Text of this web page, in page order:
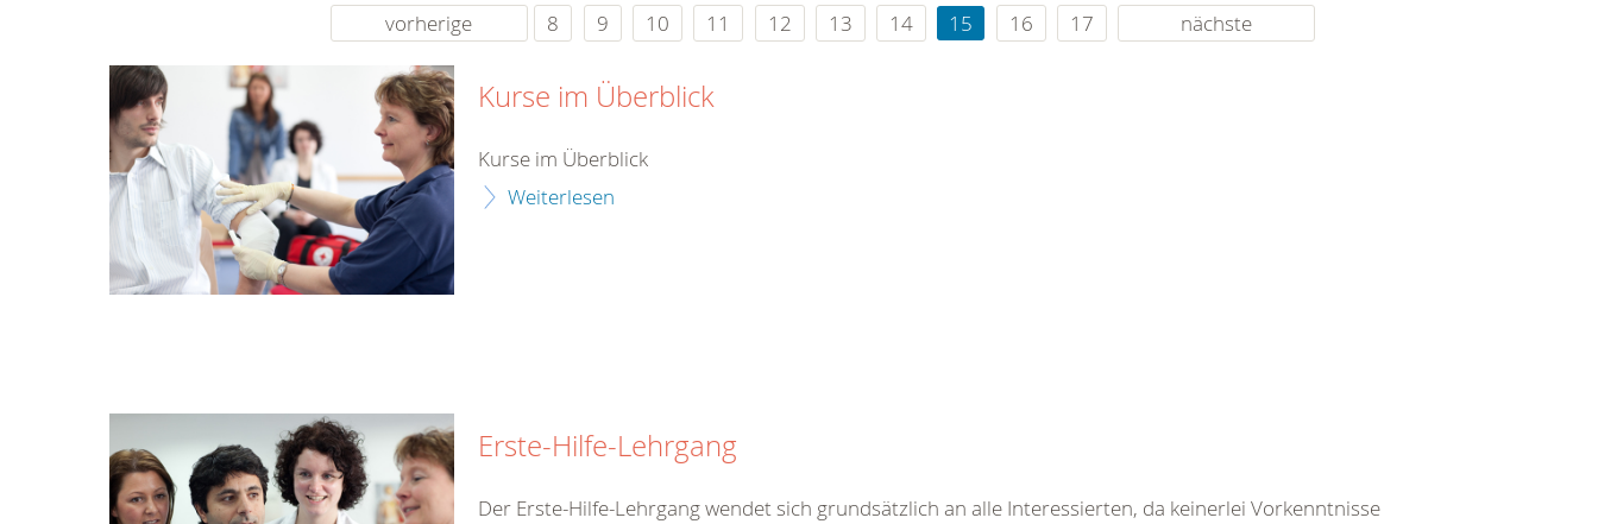
vorherige
8 9 10 11 12 13 14 15 16 17 nächste
Kurse im Überblick
Kurse im Überblick
Weiterlesen
Erste-Hilfe-Lehrgang
Der Erste-Hilfe-Lehrgang wendet sich grundsätzlich an alle Interessierten, da keinerlei Vorkenntnisse